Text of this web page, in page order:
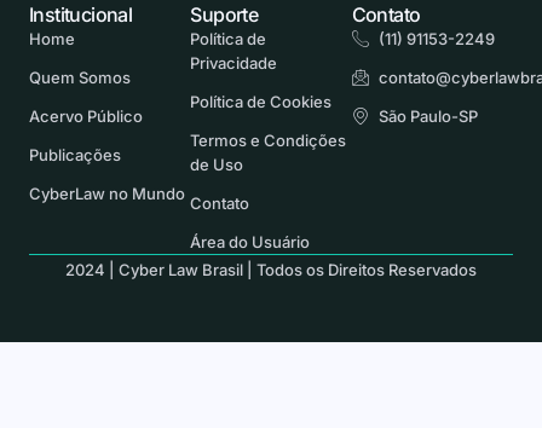
Suporte
Política de
Privacidade
Política de Cookies
Termos e Condições
de Uso
Contato
Área do Usuário
Contato
(11) 91153-2249
São Paulo-SP
Institucional
Home
Quem Somos
Acervo Público
Publicações
CyberLaw no Mundo
2024 | Cyber Law Brasil | Todos os Direitos Reservados